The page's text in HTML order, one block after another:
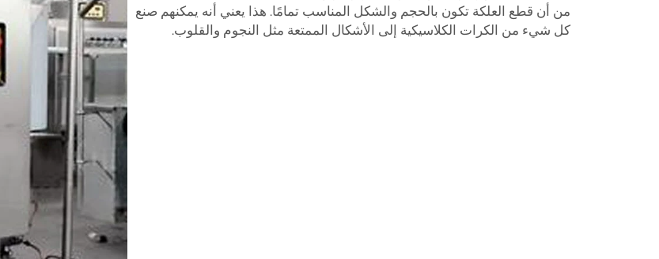
من أن قطع العلكة تكون بالحجم والشكل المناسب تمامًا. هذا يعني أنه يمكنهم صنع
كل شيء من الكرات الكلاسيكية إلى الأشكال الممتعة مثل النجوم والقلوب.